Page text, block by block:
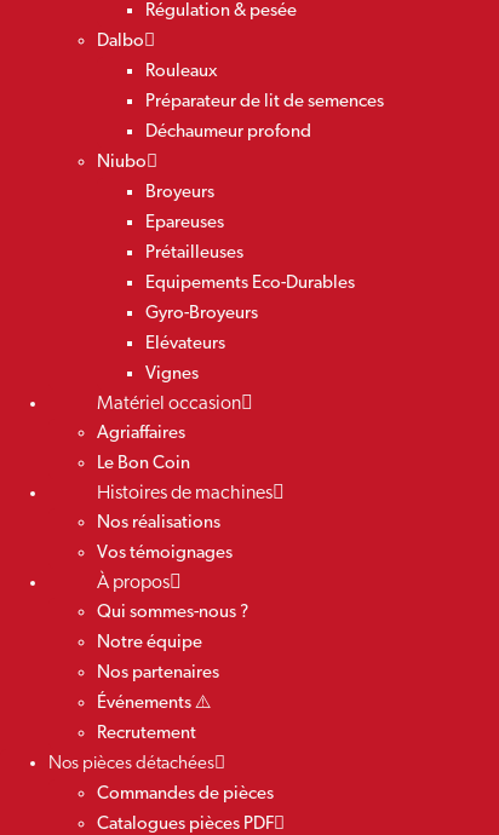
Régulation & pesée
Dalbo
Rouleaux
Préparateur de lit de semences
Déchaumeur profond
Niubo
Broyeurs
Epareuses
Prétailleuses
Equipements Eco-Durables
Gyro-Broyeurs
Elévateurs
Vignes
Matériel occasion
Agriaffaires
Le Bon Coin
Histoires de machines
Nos réalisations
Vos témoignages
À propos
Qui sommes-nous ?
Notre équipe
Nos partenaires
Événements ⚠️
Recrutement
Nos pièces détachées
Commandes de pièces
Catalogues pièces PDF